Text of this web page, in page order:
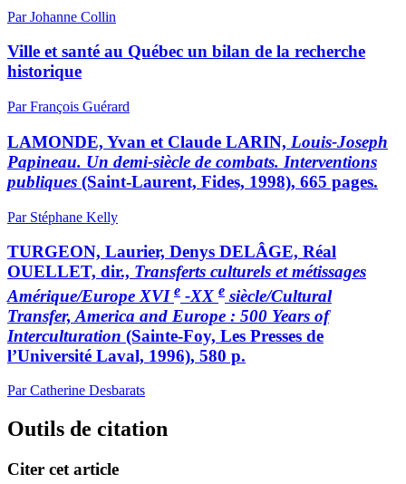
Par Johanne Collin
Ville et santé au Québec un bilan de la recherche
historique
Par François Guérard
LAMONDE, Yvan et Claude LARIN, Louis-Joseph
Papineau. Un demi-siècle de combats. Interventions
publiques (Saint-Laurent, Fides, 1998), 665 pages.
Par Stéphane Kelly
TURGEON, Laurier, Denys DELÂGE, Réal
OUELLET, dir., Transferts culturels et métissages
Amérique/Europe XVI e -XX e siècle/Cultural
Transfer, America and Europe : 500 Years of
Interculturation (Sainte-Foy, Les Presses de
l’Université Laval, 1996), 580 p.
Par Catherine Desbarats
Outils de citation
Citer cet article